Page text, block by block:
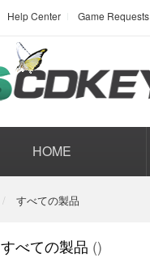
Help Center Game Requests
HOME
すべての製品
すべての製品 ()